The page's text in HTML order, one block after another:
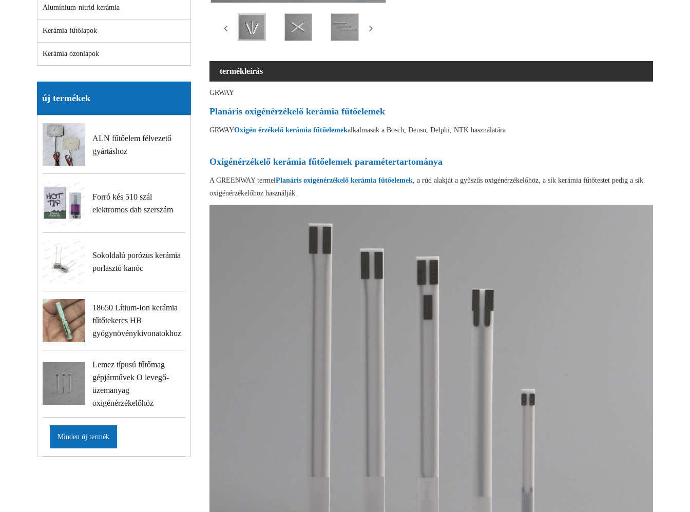
Alumínium-nitrid kerámia
Kerámia fűtőlapok
Kerámia ózonlapok
új termékek
ALN fűtőelem félvezető
gyártáshoz
Forró kés 510 szál
elektromos dab szerszám
Sokoldalú porózus kerámia
porlasztó kanóc
18650 Lítium-Ion kerámia
fűtőtekercs HB
gyógynövénykivonatokhoz
Lemez típusú fűtőmag
gépjárművek O levegő-
üzemanyag
oxigénérzékelőhöz
Minden új termék
termékleírás
GRWAY
Planáris oxigénérzékelő kerámia fűtőelemek
GRWAYOxigén érzékelő kerámia fűtőelemekalkalmasak a Bosch, Denso, Delphi, NTK használatára
Oxigénérzékelő kerámia fűtőelemek paramétertartománya
A GREENWAY termelPlanáris oxigénérzékelő kerámia fűtőelemek , a rúd alakját a gyűszűs oxigénérzékelőhöz, a sík kerámia fűtőtestet pedig a sík
oxigénérzékelőhöz használják.